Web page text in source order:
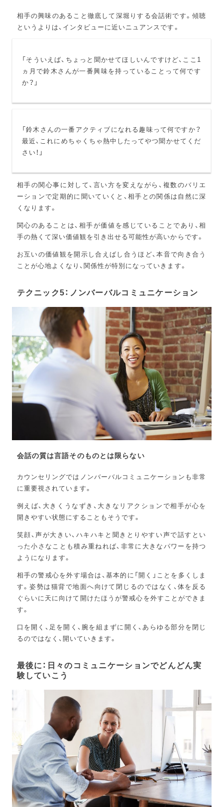
相手の興味のあること徹底して深堀りする会話術です。傾聴
というよりは、インタビューに近いニュアンスです。
「そういえば、ちょっと聞かせてほしいんですけど、ここ1
ヵ月で鈴木さんが一番興味を持っていることって何です
か？」
「鈴木さんの一番アクティブになれる趣味って何ですか？
最近、これにめちゃくちゃ熱中したってやつ聞かせてくだ
さい！」
相手の関心事に対して、言い方を変えながら、複数のバリエ
ーションで定期的に聞いていくと、相手との関係は自然に深
くなります。
関心のあることは、相手が価値を感じていることであり、相
手の熱くて深い価値観を引き出せる可能性が高いからです。
お互いの価値観を開示し合えばし合うほど、本音で向き合う
ことが心地よくなり、関係性が特別になっていきます。
テクニック5：ノンバーバルコミュニケーション
会話の質は言語そのものとは限らない
カウンセリングではノンバーバルコミュニケーションも非常
に重要視されています。
例えば、大きくうなずき、大きなリアクションで相手が心を
開きやすい状態にすることもそうです。
笑顔、声が大きい、ハキハキと聞きとりやすい声で話すとい
った小さなことも積み重ねれば、非常に大きなパワーを持つ
ようになります。
相手の警戒心を外す場合は、基本的に「開く」ことを多くしま
す。姿勢は猫背で地面へ向けて閉じるのではなく、体を反る
ぐらいに天に向けて開けたほうが警戒心を外すことができま
す。
口を開く、足を開く、腕を組まずに開く、あらゆる部分を閉じ
るのではなく、開いていきます。
最後に：日々のコミュニケーションでどんどん実
験していこう